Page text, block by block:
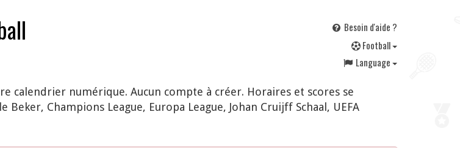
Besoin d'aide ?
Football
Language
calendrier numérique. Aucun compte à créer. Horaires et scores se
Champions League, Europa League, Johan Cruijff Schaal, UEFA